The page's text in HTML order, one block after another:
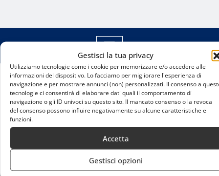
Gestisci la tua privacy
Utilizziamo tecnologie come i cookie per memorizzare e/o accedere alle
informazioni del dispositivo. Lo facciamo per migliorare l'esperienza di
navigazione e per mostrare annunci (non) personalizzati. Il consenso a
tecnologie ci consentirà di elaborare dati quali il comportamento di
navigazione o gli ID univoci su questo sito. Il mancato consenso o la revoca
del consenso possono influire negativamente su alcune caratteristiche e
funzioni.
Accetta
Gestisci opzioni
Home
Milano “A” trionfa nella Coppa delle Province:
successo regionale al termine di sfide equilibrate